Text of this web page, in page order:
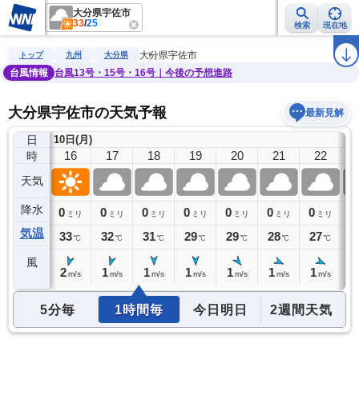
大分県宇佐市
33/25 検索 現在地
雨雲レーダー 台風情報 地震情報 ラ
トップ 九州 大分県
大分県宇佐市
台風情報
台風13号・15号・16号｜今後の予想進路
大分県宇佐市の天気予報 最新見解
日
時
天気
降水
気温
風
10日(月)
15
0ミリ
33℃
16
0 ミリ
33℃
2 m/s
17
0 ミリ
32℃
1 m/s
18
0 ミリ
31℃
1 m/s
19
0 ミリ
29℃
1 m/s
20
0 ミリ
29℃
1 m/s
21
0 ミリ
28℃
1 m/s
22
0 ミリ
27℃
1 m/s
5分毎 1時間毎 今日明日 2週間天気